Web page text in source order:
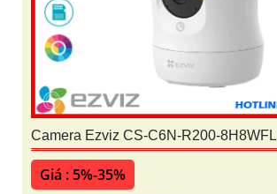
Camera Ezviz CS-C6N-R200-8H8WFL
Giá : 5%-35%